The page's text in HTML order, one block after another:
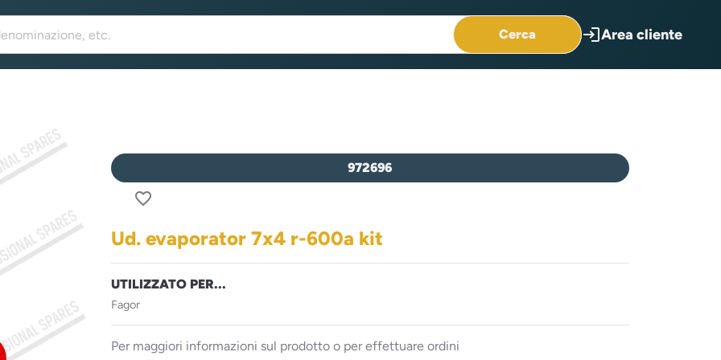
Cerca loginArea cliente
972696
favorite_border
Ud. evaporator 7x4 r-600a kit
UTILIZZATO PER...
Fagor
Per maggiori informazioni sul prodotto o per effettuare ordini